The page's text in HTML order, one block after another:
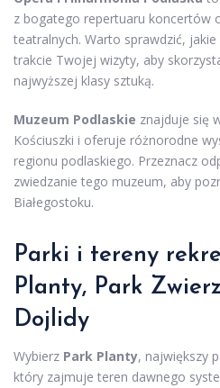
z bogatego repertuaru koncertów
teatralnych. Warto sprawdzić,
trakcie Twojej wizyty, aby
najwyższej klasy sztuką.
Muzeum Podlaskie znajduje się
Kościuszki i oferuje różnorodne
regionu podlaskiego. Przeznacz
zwiedzanie tego muzeum, aby
Białegostoku.
Parki i tereny
Planty, Park
Dojlidy
Wybierz Park Planty, największy
który zajmuje teren dawnego